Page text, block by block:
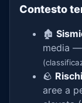
Contesto
🏚️
media
🪨
aree a